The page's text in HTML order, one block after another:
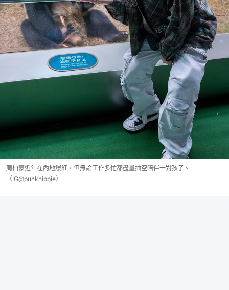
周柏豪近年在內地爆紅，但無論工作多忙都盡量抽空陪伴一對孩子。
（IG@punkhippie）